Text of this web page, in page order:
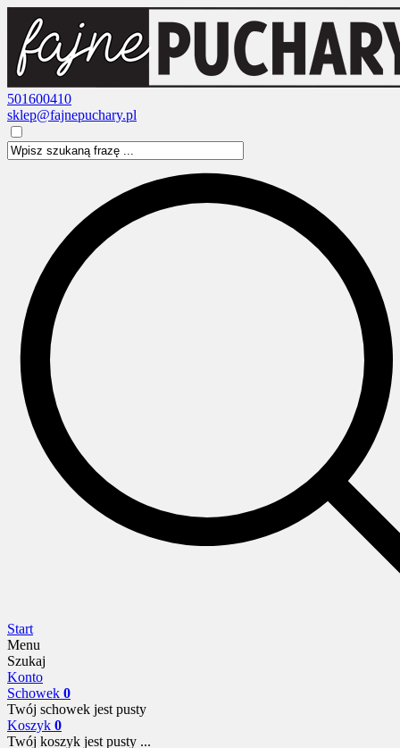
501600410
sklep@fajnepuchary.pl
Start
Menu
Szukaj
Konto
Schowek 0
Twój schowek jest pusty
Koszyk 0
Twój koszyk jest pusty ...